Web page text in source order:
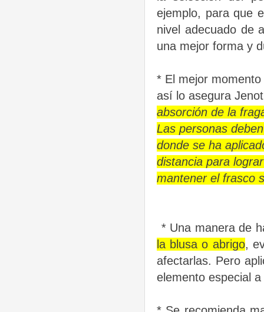
ejemplo, para que
nivel adecuado de
una mejor forma y
* El mejor
así lo asegura
absorción de la
Las personas
donde se ha
distancia para
mantener el frasco
* Una manera de
la blusa o abrigo,
afectarlas. Pero
elemento especial